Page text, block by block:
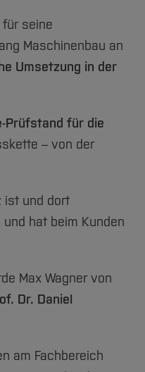
für seine
Maschinenbau an
Umsetzung in der
Prüfstand für die
– von der
ist und dort
hat beim Kunden
Max Wagner von
Dr. Daniel
am Fachbereich